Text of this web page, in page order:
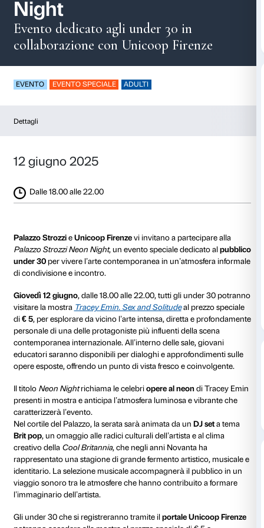
Palazzo Strozzi
Night
Evento dedicato agli under 30 in
EVENTO EVENTO SPECIALE ADULTI
Dettagli
12 giugno 2025
Dalle 18.00 alle 22.00
Palazzo StrozzieUnicoop Firenzevi invitano a
Palazzo Strozzi Neon Night, un evento speciale
under 30per vivere l’arte contemporanea in
di condivisione e incontro.
Giovedì 12 giugno, dalle 18.00 alle 22.00, tutti gli
visitare la mostraTracey Emin. Sex and Solitude
di€ 5, per esplorare da vicino l’arte intensa, diretta